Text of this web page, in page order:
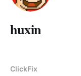
huxin
ClickFix